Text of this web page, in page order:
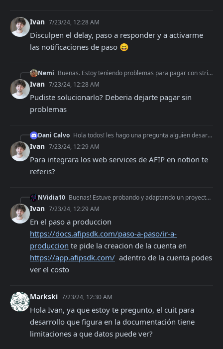
Ivan 7/23/24, 12:28 AM
Disculpen el delay, paso a responder y a activarme
las notificaciones de paso 😆
Nemi Buenas. Estoy teniendo problemas para pagar con stripe con mi tarjeta de credito. Me devuelve un error que dice que no se puede pagar porque la tarjeta es de de
Ivan 7/23/24, 12:28 AM
Pudiste solucionarlo? Deberia dejarte pagar sin
problemas
Dani Calvo Hola todos! les hago una pregunta alguien desarrollo webservices para notion? para hacer C cons final?
Ivan 7/23/24, 12:29 AM
Para integrara los web services de AFIP en notion te
referis?
NVidia10 Buenas! Estuve probando y adaptando un proyecto con la Api. Creía que era free, ahora me doy cuenta que no. Alguien me podría decir el costo que tiene? Muchas g
Ivan 7/23/24, 12:29 AM
https://docs.afipsdk.com/paso-a-paso/ir-a-
produccion
https://app.afipsdk.com/
  adentro de la cuenta podes
ver el costo
Markski 7/23/24, 12:30 AM
Hola Ivan, ya que estoy te pregunto, el cuit para
desarrollo que figura en la documentación tiene
limitaciones a que datos puede ver?